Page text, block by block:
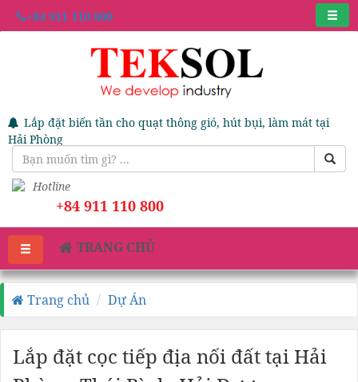
+84 911 110 800
Lắp đặt biến tần cho quạt thông gió, hút bụi, làm mát tại
Hải Phòng
Hotline
+84 911 110 800
TRANG CHỦ
Trang chủ Dự Án
Lắp đặt cọc tiếp địa nối đất tại Hải